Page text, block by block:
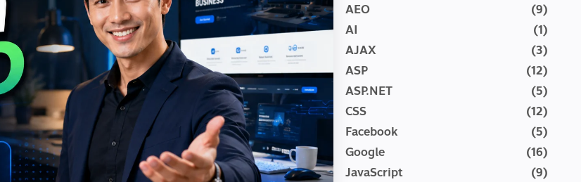
AEO
(9)
AI
(1)
AJAX
(3)
ASP
(12)
ASP.NET
(5)
CSS
(12)
Facebook
(5)
Google
(16)
JavaScript
(9)